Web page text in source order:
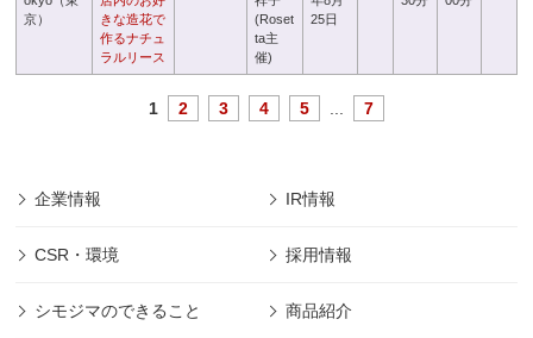
京）
きな造花で
作るナチュ
ラルリース
(Roset
ta主
催)
25日
1 2 3 4 5 7
企業情報 IR情報
CSR・環境 採用情報
シモジマのできること 商品紹介